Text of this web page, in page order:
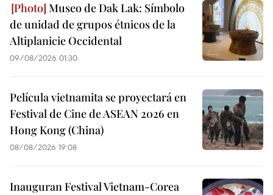
Museo de Dak Lak: Símbolo
de unidad de grupos étnicos de la
Altiplanicie Occidental
09/08/2026 01:30
Película vietnamita se proyectará en
Festival de Cine de ASEAN 2026 en
Hong Kong (China)
08/08/2026 19:08
Inauguran Festival Vietnam-Corea